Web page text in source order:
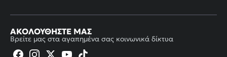
ΑΚΟΛΟΥΘΉΣΤΕ ΜΑΣ
Βρείτε μας στα αγαπημένα σας κοινωνικά δίκτυα